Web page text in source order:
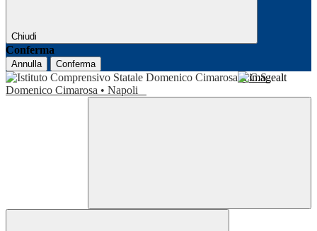
Chiudi
Conferma
Annulla Conferma
I.C.S.
Domenico Cimarosa • Napoli